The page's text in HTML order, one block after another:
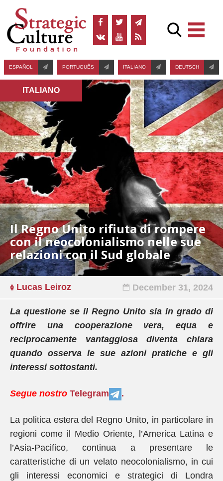
ESPAÑOL PORTUGUÊS ITALIANO DEUTSCH
ITALIANO
Il Regno Unito rifiuta di rompere
con il neocolonialismo nelle sue
relazioni con il Sud globale
Lucas Leiroz December 31, 2024
La questione se il Regno Unito sia in grado di
offrire una cooperazione vera, equa e
reciprocamente vantaggiosa diventa chiara
quando osserva le sue azioni pratiche e gli
interessi sottostanti.
Segue nostro Telegram .
La politica estera del Regno Unito, in particolare in
regioni come il Medio Oriente, l’America Latina e
l’Asia-Pacifico, continua a presentare le
caratteristiche di un velato neocolonialismo, in cui
gli interessi economici e strategici di Londra